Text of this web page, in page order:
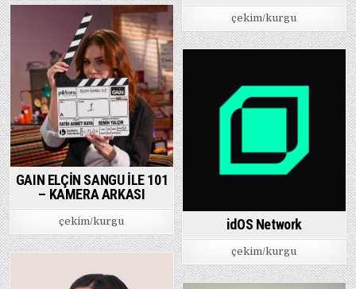
çekim/kurgu
GAIN ELÇİN SANGU İLE 101
– KAMERA ARKASI
çekim/kurgu idOS Network
çekim/kurgu